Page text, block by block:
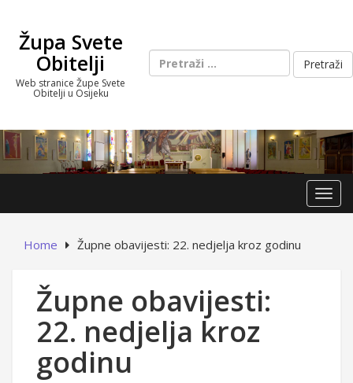
contentŽupa Svete
Obitelji
Web stranice Župe Svete
Obitelji u Osijeku
Pretraži:
Home Župne obavijesti: 22. nedjelja kroz godinu
Župne obavijesti:
22. nedjelja kroz
godinu